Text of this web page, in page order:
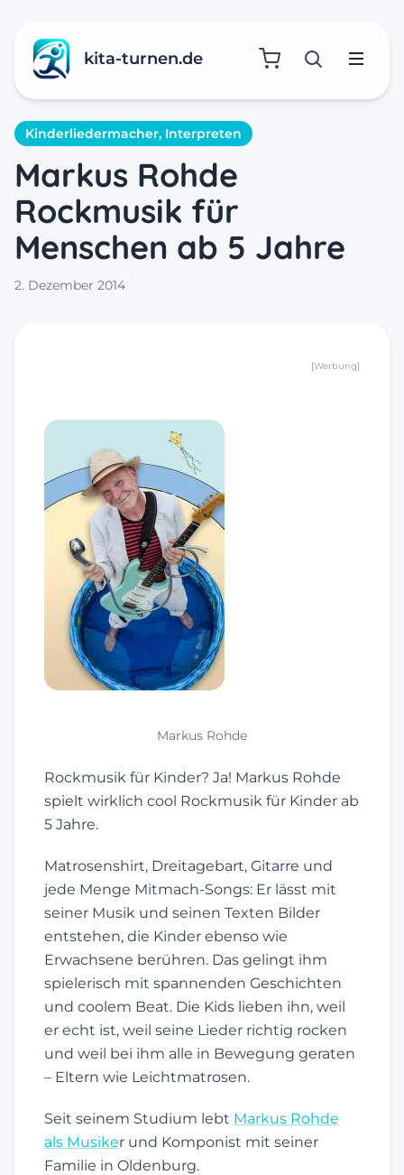
kita-turnen.de SucheMenü
Kinderliedermacher, Interpreten
Markus Rohde
Rockmusik für
Menschen ab 5 Jahre
2. Dezember 2014
[Werbung]
Markus Rohde
Rockmusik für Kinder? Ja! Markus Rohde
spielt wirklich cool Rockmusik für Kinder ab
5 Jahre.
Matrosenshirt, Dreitagebart, Gitarre und
jede Menge Mitmach-Songs: Er lässt mit
seiner Musik und seinen Texten Bilder
entstehen, die Kinder ebenso wie
Erwachsene berühren. Das gelingt ihm
spielerisch mit spannenden Geschichten
und coolem Beat. Die Kids lieben ihn, weil
er echt ist, weil seine Lieder richtig rocken
und weil bei ihm alle in Bewegung geraten
– Eltern wie Leichtmatrosen.
Seit seinem Studium lebt Markus Rohde
als Musiker und Komponist mit seiner
Familie in Oldenburg.